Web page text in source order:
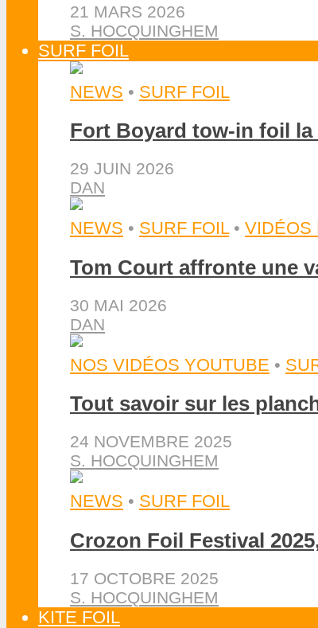
21 MARS 2026
S. HOCQUINGHEM
SURF FOIL
NEWS • SURF FOIL
Fort Boyard tow-in foil la
29 JUIN 2026
DAN
NEWS • SURF FOIL • VIDÉOS
Tom Court affronte une
30 MAI 2026
DAN
NOS VIDÉOS YOUTUBE •
Tout savoir sur les
24 NOVEMBRE 2025
S. HOCQUINGHEM
NEWS • SURF FOIL
Crozon Foil Festival
17 OCTOBRE 2025
S. HOCQUINGHEM
KITE FOIL